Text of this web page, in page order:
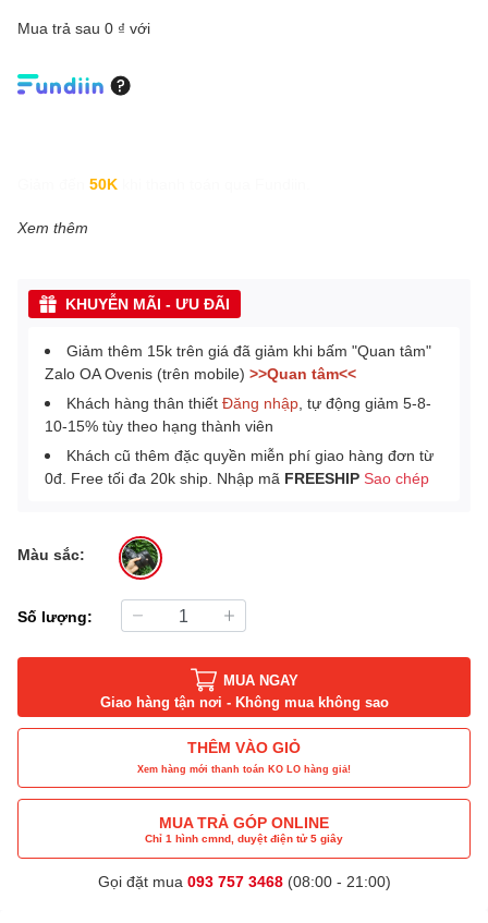
Mua trả sau 0 ₫ với
50K
Xem thêm
KHUYỄN MÃI - ƯU ĐÃI
Giảm thêm 15k trên giá đã giảm khi bấm "Quan tâm"
Zalo OA Ovenis (trên mobile) >>Quan tâm<<
Khách hàng thân thiết Đăng nhập , tự động giảm 5-8-
10-15% tùy theo hạng thành viên
Khách cũ thêm đặc quyền miễn phí giao hàng đơn từ
0đ. Free tối đa 20k ship. Nhập mã FREESHIP Sao chép
Màu sắc:
Số lượng:
MUA NGAY
Giao hàng tận nơi - Không mua không sao
THÊM VÀO GIỎ
Xem hàng mới thanh toán KO LO hàng giả!
MUA TRẢ GÓP ONLINE
Chỉ 1 hình cmnd, duyệt điện tử 5 giây
Gọi đặt mua 093 757 3468(08:00 - 21:00)